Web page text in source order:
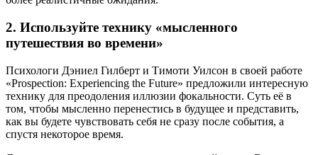
2. Используйте технику «мысленного
путешествия во времени»
Психологи Дэниел Гилберт и Тимоти Уилсон в своей работе
«Prospection: Experiencing the Future» предложили интересную
технику для преодоления иллюзии фокальности. Суть её в
том, чтобы мысленно перенестись в будущее и представить,
как вы будете чувствовать себя не сразу после события, а
спустя некоторое время.